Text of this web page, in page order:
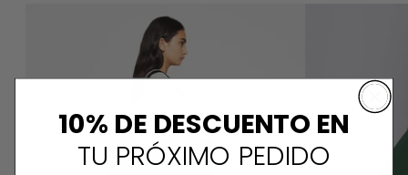
10% DE DESCUENTO EN
TU PRÓXIMO PEDIDO